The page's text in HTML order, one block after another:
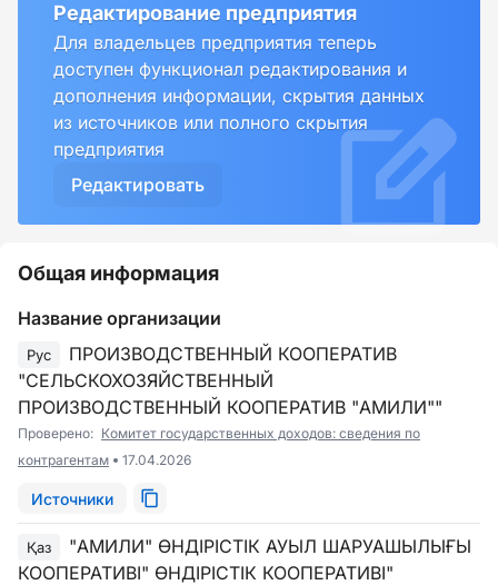
Редактирование предприятия
Для владельцев предприятия теперь
доступен функционал редактирования и
дополнения информации, скрытия данных
из источников или полного скрытия
предприятия
Редактировать
Общая информация
Название организации
Рус
ПРОИЗВОДСТВЕННЫЙ КООПЕРАТИВ
"СЕЛЬСКОХОЗЯЙСТВЕННЫЙ
ПРОИЗВОДСТВЕННЫЙ КООПЕРАТИВ "АМИЛИ""
Проверено: Комитет государственных доходов: сведения по
контрагентам
17.04.2026
Источники
Қаз
"АМИЛИ" ӨНДІРІСТІК АУЫЛ ШАРУАШЫЛЫҒЫ
КООПЕРАТИВІ" ӨНДІРІСТІК КООПЕРАТИВІ"